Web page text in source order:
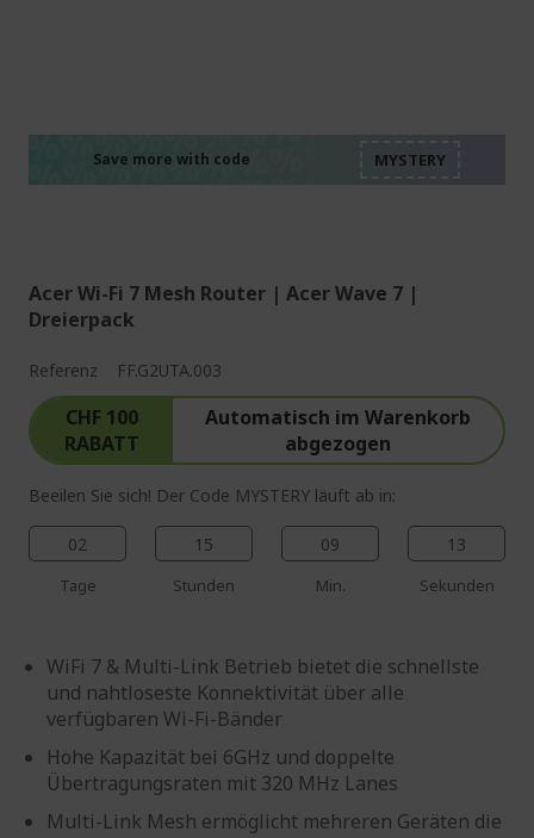
Save more with code
Acer Wi-Fi 7 Mesh Router | Acer Wave 7 |
Dreierpack
Referenz FF.G2UTA.003
CHF 100
RABATT
Automatisch im Warenkorb
abgezogen
Beeilen Sie sich! Der Code MYSTERY läuft ab in:
02
Tage
15
Stunden
09
Min.
12
Sekunden
WiFi 7 & Multi-Link Betrieb bietet die schnellste
und nahtloseste Konnektivität über alle
verfügbaren Wi-Fi-Bänder
Hohe Kapazität bei 6GHz und doppelte
Übertragungsraten mit 320 MHz Lanes
Multi-Link Mesh ermöglicht mehreren Geräten die